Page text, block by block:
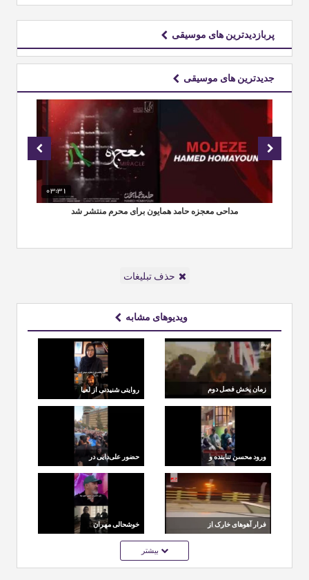
پربازدیدترین های موسیقی
جدیدترین های موسیقی
03:31
مداحی معجزه حامد همایون برای محرم منتشر شد
حذف تبلیغات
ویدیوهای مشابه
زمان پخش فصل دوم
سریال کوری
روایتی شنیدنی از لعیا
زنگنه درباره جمله
ماندگار سمندریان
ورود محسن تنابنده و
ارسطو به جمع دختران
دارای معلولیت ذهنی و
جسمی
حضور علی‌دایی در
مراسم مرحوم اکبر
فرار آهوهای خارک از
خوشحالی مهران
غفوریان از بازیگر شدن
بیشتر